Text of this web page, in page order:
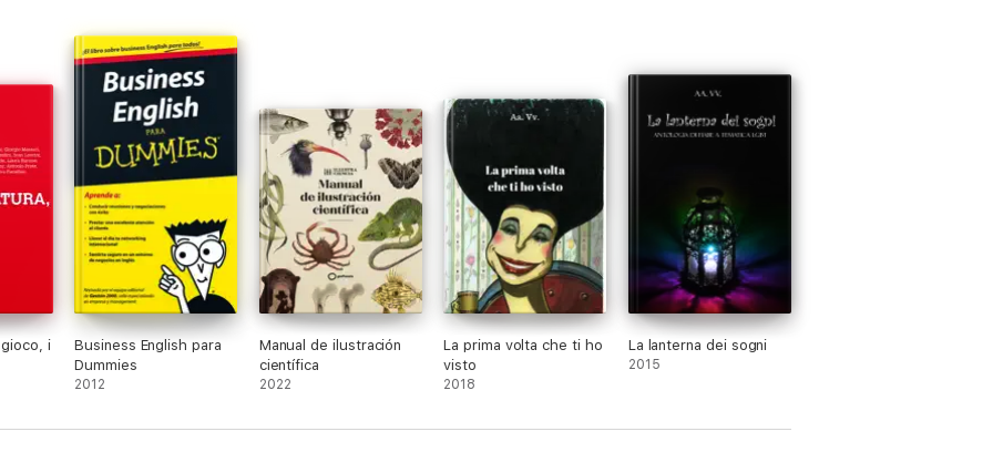
de autor: la obra como manu-factura permanente
a Roma: El taller poético romano de Rafael Alberti
el proceso de escritura en Luis Alberto de Cuenca
i
Business English para
Dummies
2012
Manual de ilustración
científica
2022
La prima volta che ti ho
visto
2018
La lanterna dei sogni
2015